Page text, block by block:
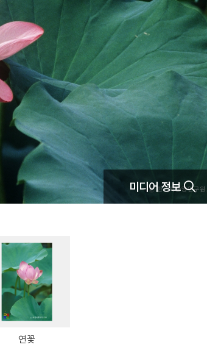
미디어 정보
연꽃